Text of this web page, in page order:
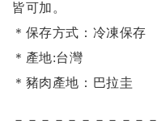
皆可加。
＊保存方式：冷凍保存
＊產地:台灣
＊豬肉產地：巴拉圭
－－－－－－－－－－